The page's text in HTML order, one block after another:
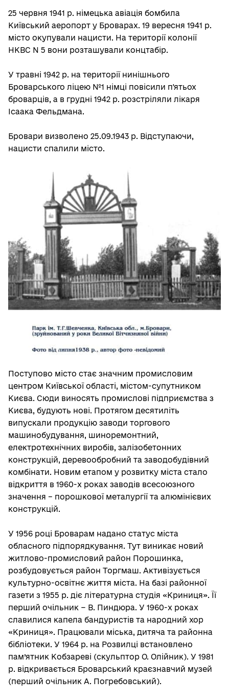
25 червня 1941 р. німецька авіація бомбила
Київський аеропорт у Броварах. 19 вересня 1941 р.
місто окупували нацисти. На території колонії
НКВС N 5 вони розташували концтабір.
У травні 1942 р. на території нинішнього
Броварського ліцею №1 німці повісили п'ятьох
броварців, а в грудні 1942 р. розстріляли лікаря
Ісаака Фельдмана.
Бровари визволено 25.09.1943 р. Відступаючи,
нацисти спалили місто.
Поступово місто стає значним промисловим
центром Київської області, містом-супутником
Києва. Сюди виносять промислові підприємства з
Києва, будують нові. Протягом десятиліть
випускали продукцію заводи торгового
машинобудування, шиноремонтний,
електротехнічних виробів, залізобетонних
конструкцій, деревообробний та заводобудівний
комбінати. Новим етапом у розвитку міста стало
відкриття в 1960-х роках заводів всесоюзного
значення – порошкової металургії та алюмінієвих
конструкцій.
У 1956 році Броварам надано статус міста
обласного підпорядкування. Тут виникає новий
житлово-промисловий район Порошинка,
розбудовується район Торгмаш. Активізується
культурно-освітнє життя міста. На базі районної
газети з 1955 р. діє літературна студія «Криниця». Її
перший очільник − В. Пиндюра. У 1960-х роках
славилися капела бандуристів та народний хор
«Криниця». Працювали міська, дитяча та районна
бібліотеки. У 1964 р. на Розвилці встановлено
пам’ятник Кобзареві (скульптор О. Олійник). У 1981
р. відкривається Броварський краєзнавчий музей
(перший очільник А. Погребовський).